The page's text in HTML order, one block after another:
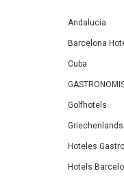
Andalucia
Barcelona
Cuba
Golfhotels
Griechenlands
Hoteles
Hotels